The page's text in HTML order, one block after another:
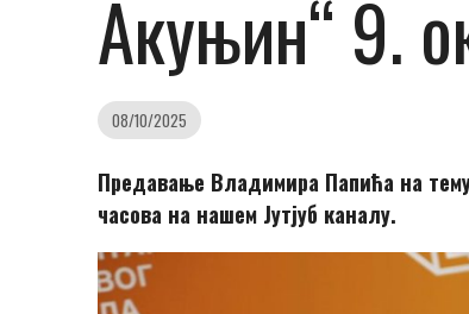
Акуњин“ 9.
08/10/2025
Предавање Владимира Папића на
часова на нашем Јутјуб каналу.